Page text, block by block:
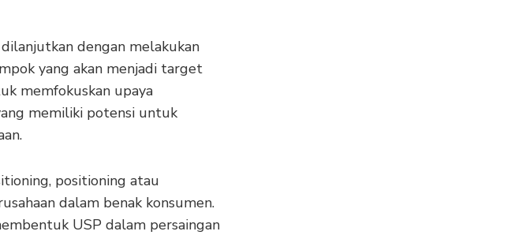
dengan melakukan
yang akan menjadi target
memfokuskan upaya
memiliki potensi untuk
positioning atau
dalam benak konsumen.
USP dalam persaingan